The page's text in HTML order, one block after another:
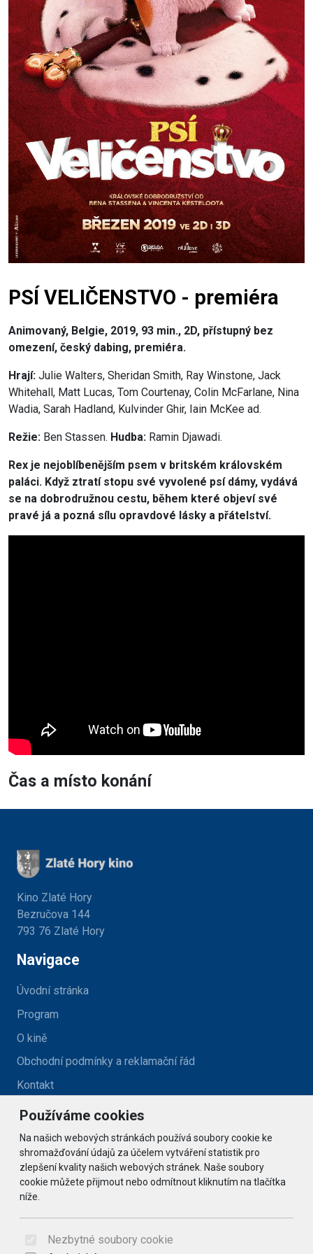
PSÍ VELIČENSTVO - premiéra
Animovaný, Belgie, 2019, 93 min., 2D, přístupný bez
omezení, český dabing, premiéra.
Hrají: Julie Walters, Sheridan Smith, Ray Winstone, Jack
Whitehall, Matt Lucas, Tom Courtenay, Colin McFarlane, Nina
Wadia, Sarah Hadland, Kulvinder Ghir, Iain McKee ad.
Režie: Ben Stassen. Hudba: Ramin Djawadi.
Rex je nejoblíbenějším psem v britském královském
paláci. Když ztratí stopu své vyvolené psí dámy, vydává
se na dobrodružnou cestu, během které objeví své
pravé já a pozná sílu opravdové lásky a přátelství.
Čas a místo konání
Používáme cookies
Na našich webových stránkách používá soubory cookie ke
shromažďování údajů za účelem vytváření statistik pro
zlepšení kvality našich webových stránek. Naše soubory
cookie můžete přijmout nebo odmítnout kliknutím na tlačítka
níže.
Nezbytné soubory cookie
Kino Zlaté Hory
Bezručova 144
793 76 Zlaté Hory
Navigace
Úvodní stránka
Program
O kině
Obchodní podmínky a reklamační řád
Kontakt
Kontakt
kino@zlatehory.cz
Social
© 2026 Arrabella s.r.o., mayabella s.r.o., Všechna práva